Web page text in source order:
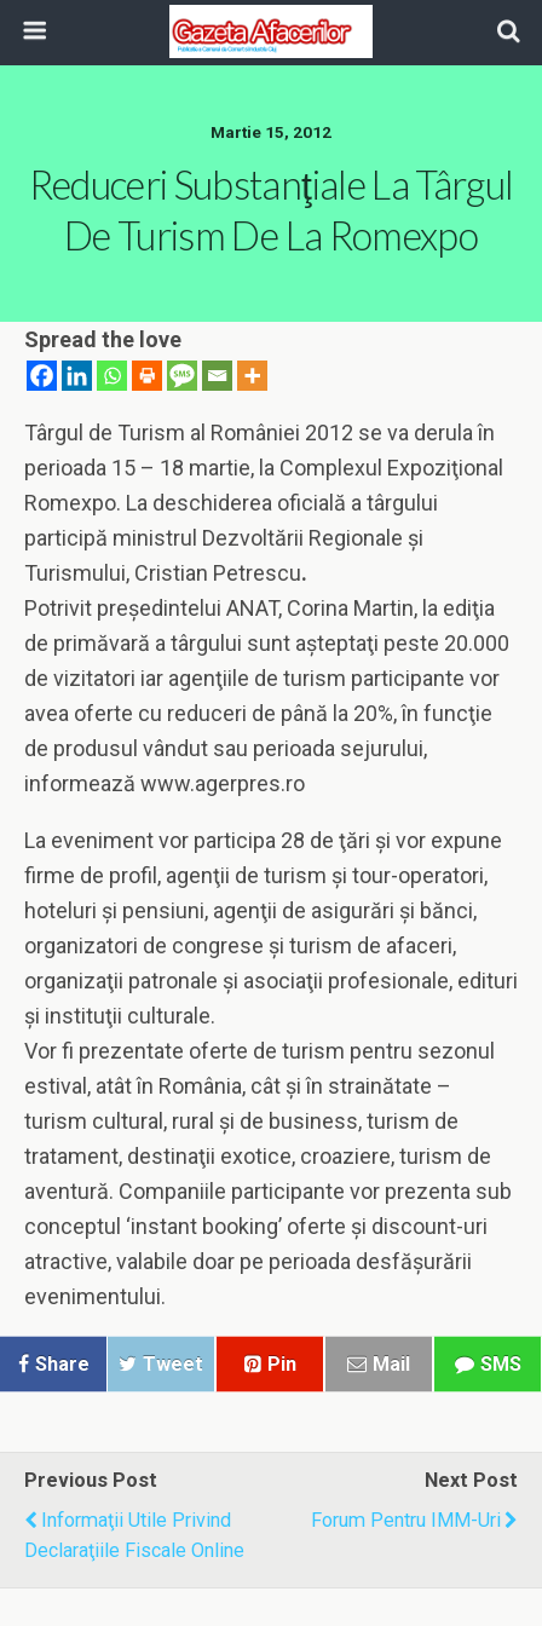
Martie 15, 2012
Reduceri Substanţiale La Târgul
De Turism De La Romexpo
Spread the love
Târgul de Turism al României 2012 se va derula în
perioada 15 – 18 martie, la Complexul Expoziţional
Romexpo. La deschiderea oficială a târgului
participă ministrul Dezvoltării Regionale şi
Turismului, Cristian Petrescu.
Potrivit preşedintelui ANAT, Corina Martin, la ediţia
de primăvară a târgului sunt aşteptaţi peste 20.000
de vizitatori iar agenţiile de turism participante vor
avea oferte cu reduceri de până la 20%, în funcţie
de produsul vândut sau perioada sejurului,
informează www.agerpres.ro
La eveniment vor participa 28 de ţări şi vor expune
firme de profil, agenţii de turism şi tour-operatori,
hoteluri şi pensiuni, agenţii de asigurări şi bănci,
organizatori de congrese şi turism de afaceri,
organizaţii patronale şi asociaţii profesionale, edituri
şi instituţii culturale.
Vor fi prezentate oferte de turism pentru sezonul
estival, atât în România, cât şi în strainătate –
turism cultural, rural şi de business, turism de
tratament, destinaţii exotice, croaziere, turism de
aventură. Companiile participante vor prezenta sub
conceptul ‘instant booking’ oferte şi discount-uri
atractive, valabile doar pe perioada desfăşurării
evenimentului.
Share Tweet Pin Mail SMS
Previous Post
Informaţii Utile Privind
Declaraţiile Fiscale Online
Next Post
Forum Pentru IMM-Uri